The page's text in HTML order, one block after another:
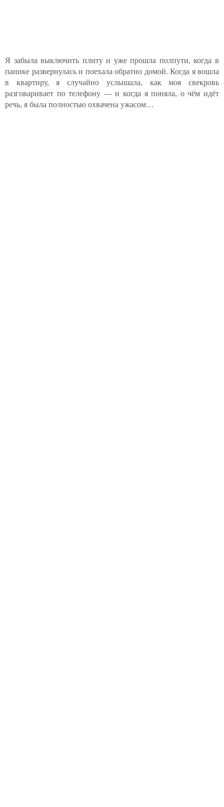
Я забыла выключить плиту и уже прошла полпути, когда в
панике развернулась и поехала обратно домой. Когда я вошла
в квартиру, я случайно услышала, как моя свекровь
разговаривает по телефону — и когда я поняла, о чём идёт
речь, я была полностью охвачена ужасом…